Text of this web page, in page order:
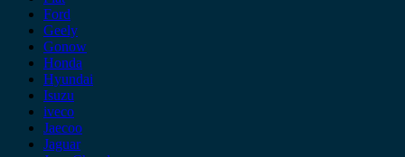
Ford
Geely
Gonow
Honda
Hyundai
Isuzu
iveco
Jaecoo
Jaguar